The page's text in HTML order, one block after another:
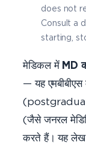
does not
Consult a
starting,
मेडिकल में MD
— यह एमबीबीएस
(जैसे जनरल
करते हैं। यह लेख